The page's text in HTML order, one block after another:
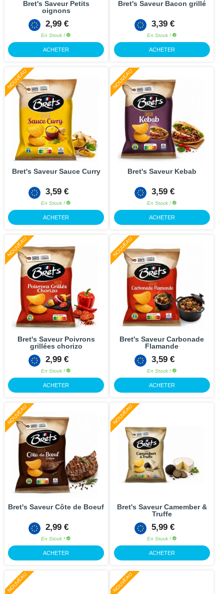
Bret's Saveur Petits
oignons
2,99 €
En Stock !
ACHETER
Bret's Saveur Bacon grillé
3,39 €
En Stock !
ACHETER
NOUVEAU
Bret's Saveur Sauce Curry
3,59 €
En Stock !
ACHETER
NOUVEAU
Bret's Saveur Kebab
3,59 €
En Stock !
ACHETER
NOUVEAU
Bret's Saveur Poivrons
grillées chorizo
2,99 €
En Stock !
ACHETER
NOUVEAU
Bret's Saveur Carbonade
Flamande
3,59 €
En Stock !
ACHETER
NOUVEAU
Bret's Saveur Côte de Boeuf
2,99 €
En Stock !
ACHETER
NOUVEAU
Bret's Saveur Camember &
Truffe
5,99 €
En Stock !
ACHETER
NOUVEAU NOUVEAU